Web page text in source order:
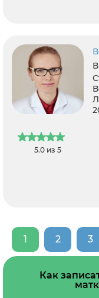
5.0 из 5
1 2 3
Как